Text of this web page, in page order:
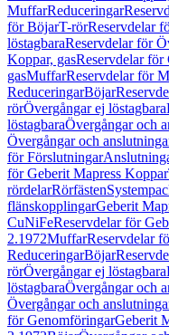
MuffarReduceringar
för BöjarT-rörReservdelar
löstagbaraReservdelar för
Koppar, gasReservdelar för
gasMuffarReservdelar för
ReduceringarBöjar
rörÖvergångar ej löstagbara
löstagbaraÖvergångar och
Övergångar och
för Förslutningar
för Geberit Mapress Koppar
rördelarRörfästen
flänskopplingarGeberit
CuNiFeReservdelar för
2.1972MuffarReservdelar
ReduceringarBöjar
rörÖvergångar ej löstagbara
löstagbaraÖvergångar och
Övergångar och
för GenomföringarGeberit